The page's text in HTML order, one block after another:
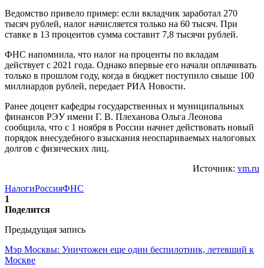
Ведомство привело пример: если вкладчик заработал 270
тысяч рублей, налог начисляется только на 60 тысяч. При
ставке в 13 процентов сумма составит 7,8 тысячи рублей.
ФНС напомнила, что налог на проценты по вкладам
действует с 2021 года. Однако впервые его начали оплачивать
только в прошлом году, когда в бюджет поступило свыше 100
миллиардов рублей, передает РИА Новости.
Ранее доцент кафедры государственных и муниципальных
финансов РЭУ имени Г. В. Плеханова Ольга Леонова
сообщила, что с 1 ноября в России начнет действовать новый
порядок внесудебного взыскания неоспариваемых налоговых
долгов с физических лиц.
Источник: vm.ru
НалогиРоссияФНС
1
Поделится
Предыдущая запись
Мэр Москвы: Уничтожен еще один беспилотник, летевший к
Москве